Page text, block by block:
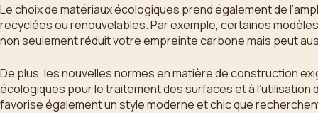
Le choix de matériaux écologiques prend également de
recyclées ou renouvelables. Par exemple, certaines
non seulement réduit votre empreinte carbone mais peut
De plus, les nouvelles normes en matière de construction
écologiques pour le traitement des surfaces et à
favorise également un style moderne et chic que